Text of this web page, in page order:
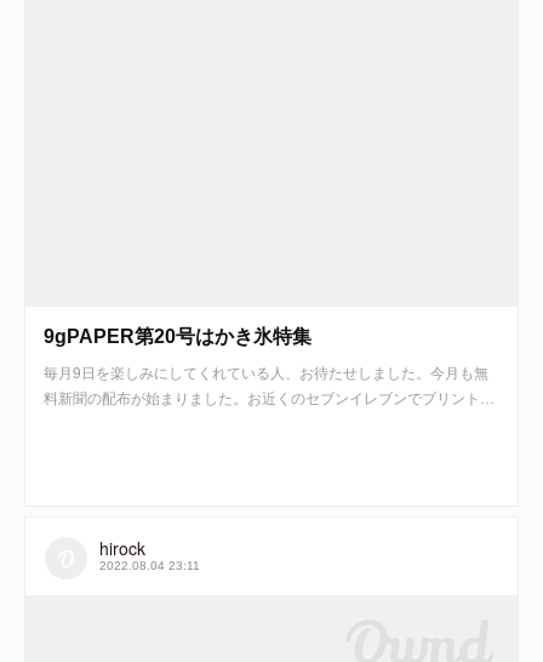
9gPAPER第20号はかき氷特集
毎月9日を楽しみにしてくれている人、お待たせしました。今月も無
料新聞の配布が始まりました。お近くのセブンイレブンでプリント…
2022.08.04 23:11
hirock